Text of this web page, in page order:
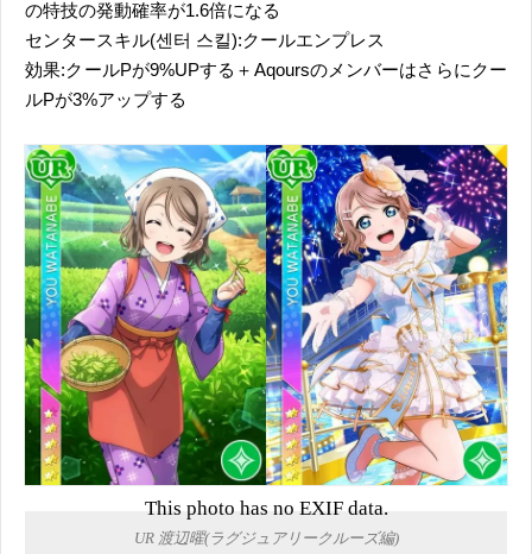
の特技の発動確率が1.6倍になる
センタースキル(센터 스킬):クールエンプレス
効果:クールPが9%UPする＋Aqoursのメンバーはさらにクー
ルPが3%アップする
This photo has no EXIF data.
UR 渡辺曜(ラグジュアリークルーズ編)